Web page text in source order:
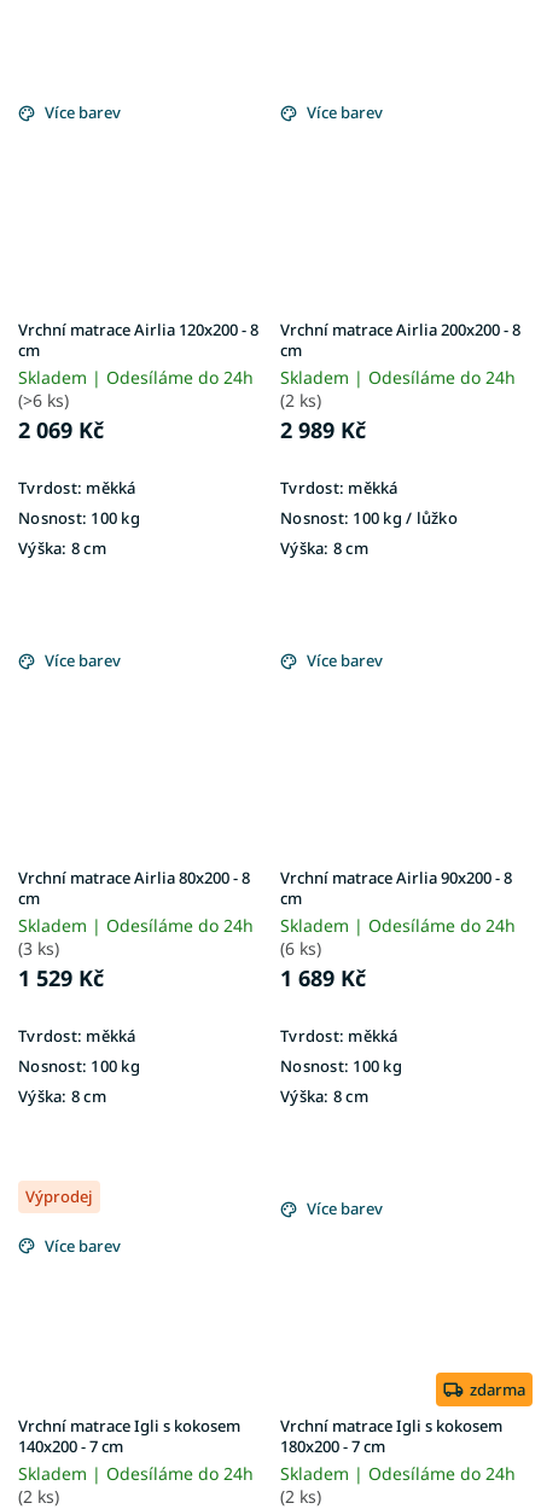
Více barev
Vrchní matrace Airlia 120x200 - 8
cm
Skladem | Odesíláme do 24h
(>6 ks)
2 069 Kč
Tvrdost: měkká
Nosnost: 100 kg
Výška: 8 cm
Více barev
Vrchní matrace Airlia 200x200 - 8
cm
Skladem | Odesíláme do 24h
(2 ks)
2 989 Kč
Tvrdost: měkká
Nosnost: 100 kg / lůžko
Výška: 8 cm
Více barev
Vrchní matrace Airlia 80x200 - 8
cm
Skladem | Odesíláme do 24h
(3 ks)
1 529 Kč
Tvrdost: měkká
Nosnost: 100 kg
Výška: 8 cm
Více barev
Vrchní matrace Airlia 90x200 - 8
cm
Skladem | Odesíláme do 24h
(6 ks)
1 689 Kč
Tvrdost: měkká
Nosnost: 100 kg
Výška: 8 cm
Výprodej
Více barev
Vrchní matrace Igli s kokosem
140x200 - 7 cm
Skladem | Odesíláme do 24h
(2 ks)
Více barev
zdarma
Vrchní matrace Igli s kokosem
180x200 - 7 cm
Skladem | Odesíláme do 24h
(2 ks)